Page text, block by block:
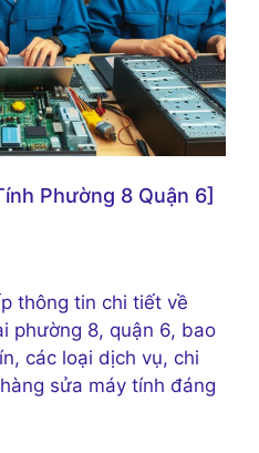
Phường 8 Quận 6]
thông tin chi tiết về
phường 8, quận 6, bao
các loại dịch vụ, chi
sửa máy tính đáng